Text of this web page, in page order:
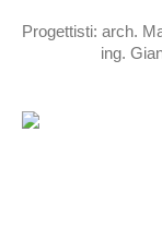
Progettisti: arch.
ing.